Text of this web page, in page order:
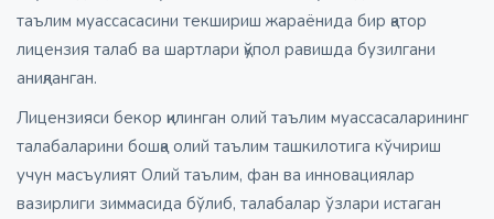
таълим муассасасини текшириш жараёнида бир қатор
лицензия талаб ва шартлари қўпол равишда бузилгани
аниқланган.
Лицензияси бекор қилинган олий таълим муассасаларининг
талабаларини бошқа олий таълим ташкилотига кўчириш
учун масъулият Олий таълим, фан ва инновациялар
вазирлиги зиммасида бўлиб, талабалар ўзлари истаган